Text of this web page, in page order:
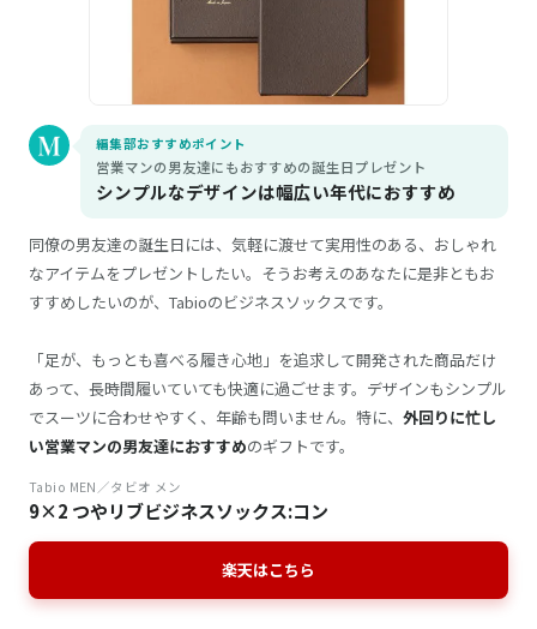
編集部おすすめポイント
営業マンの男友達にもおすすめの誕生日プレゼント
シンプルなデザインは幅広い年代におすすめ
同僚の男友達の誕生日には、気軽に渡せて実用性のある、おしゃれ
なアイテムをプレゼントしたい。そうお考えのあなたに是非ともお
すすめしたいのが、Tabioのビジネスソックスです。
「足が、もっとも喜べる履き心地」を追求して開発された商品だけ
あって、長時間履いていても快適に過ごせます。デザインもシンプル
でスーツに合わせやすく、年齢も問いません。特に、 外回りに忙し
い営業マンの男友達におすすめのギフトです。
Tabio MEN／タビオ メン
9×2 つやリブビジネスソックス:コン
楽天はこちら